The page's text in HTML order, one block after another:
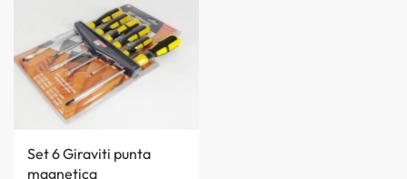
Set 6 Giraviti punta
magnetica